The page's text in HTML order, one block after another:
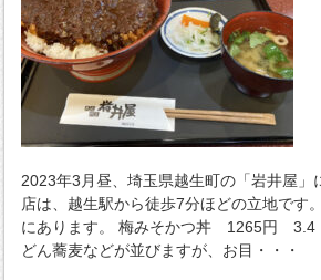
2023年3月昼、埼玉県越生町の「岩井屋」
店は、越生駅から徒歩7分ほどの立地です
にあります。 梅みそかつ丼 1265円 3.4
どん蕎麦などが並びますが、お目・・・